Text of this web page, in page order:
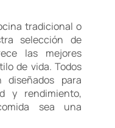
tradicional o
selección de
las mejores
de vida. Todos
diseñados para
y rendimiento,
sea una